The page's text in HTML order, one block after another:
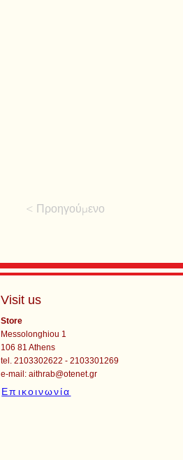
< Προηγούμενο
Visit us
Store
Messolonghiou 1
106 81 Athens
tel. 2103302622 - 2103301269
e-mail:aithrab@otenet.gr
Επικοινωνία